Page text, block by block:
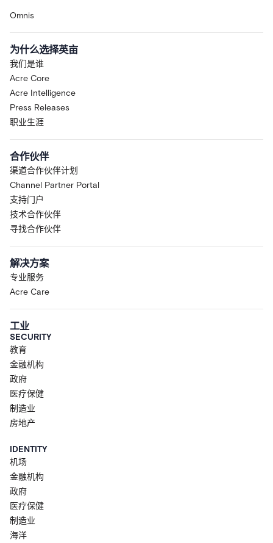
Omnis
为什么选择英亩
我们是谁
Acre Core
Acre Intelligence
Press Releases
职业生涯
合作伙伴
渠道合作伙伴计划
Channel Partner Portal
支持门户
技术合作伙伴
寻找合作伙伴
解决方案
专业服务
Acre Care
工业
SECURITY
教育
金融机构
政府
医疗保健
制造业
房地产
IDENTITY
机场
金融机构
政府
医疗保健
制造业
海洋